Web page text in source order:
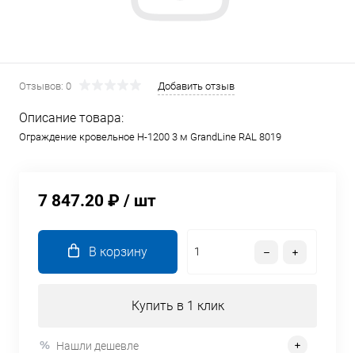
Отзывов: 0 Добавить отзыв
Описание товара:
Ограждение кровельное Н-1200 3 м GrandLine RAL 8019
7 847.20 ₽ / шт
В корзину
Купить в 1 клик
Нашли дешевле